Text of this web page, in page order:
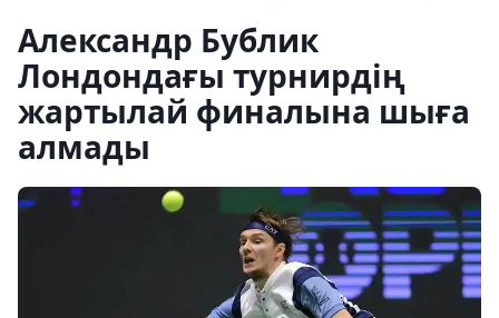
Александр Бублик
Лондондағы турнирдің
жартылай финалына шыға
алмады